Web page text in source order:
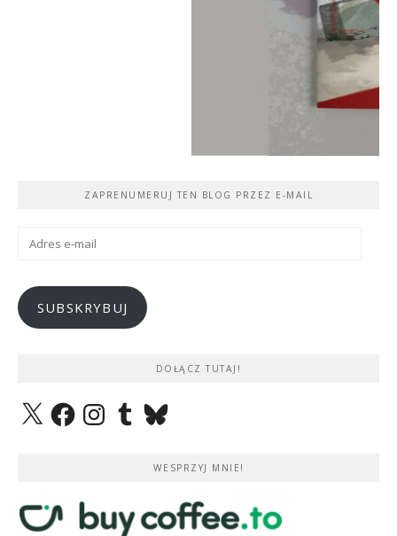
ZAPRENUMERUJ TEN BLOG PRZEZ E-MAIL
Adres
SUBSKRYBUJ
DOŁĄCZ TUTAJ!
X FacebookInstagramTumblrBluesky
WESPRZYJ MNIE!